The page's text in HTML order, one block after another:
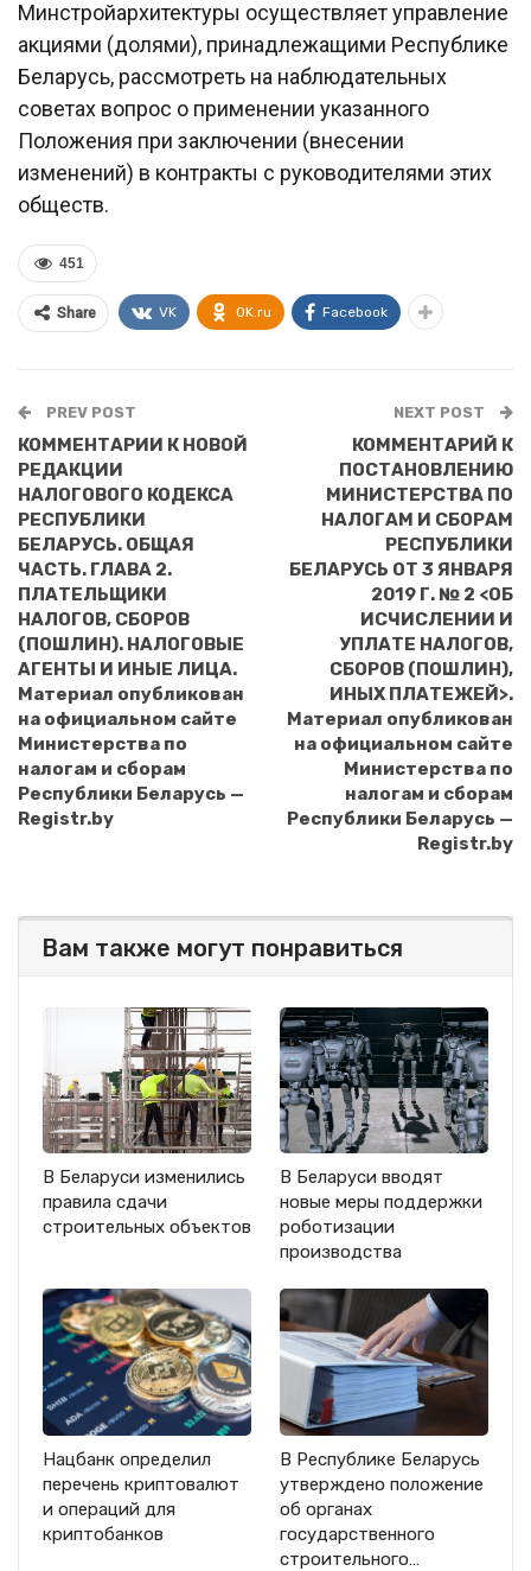
Минстройархитектуры осуществляет управление
акциями (долями), принадлежащими Республике
Беларусь, рассмотреть на наблюдательных
советах вопрос о применении указанного
Положения при заключении (внесении
изменений) в контракты с руководителями этих
обществ.
451
Share VK OK.ru Facebook
PREV POST
КОММЕНТАРИИ К НОВОЙ
РЕДАКЦИИ
НАЛОГОВОГО КОДЕКСА
РЕСПУБЛИКИ
БЕЛАРУСЬ. ОБЩАЯ
ЧАСТЬ. ГЛАВА 2.
ПЛАТЕЛЬЩИКИ
НАЛОГОВ, СБОРОВ
(ПОШЛИН). НАЛОГОВЫЕ
АГЕНТЫ И ИНЫЕ ЛИЦА.
Материал опубликован
на официальном сайте
Министерства по
налогам и сборам
Республики Беларусь —
Registr.by
NEXT POST
КОММЕНТАРИЙ К
ПОСТАНОВЛЕНИЮ
МИНИСТЕРСТВА ПО
НАЛОГАМ И СБОРАМ
РЕСПУБЛИКИ
БЕЛАРУСЬ ОТ 3 ЯНВАРЯ
2019 Г. № 2 <ОБ
ИСЧИСЛЕНИИ И
УПЛАТЕ НАЛОГОВ,
СБОРОВ (ПОШЛИН),
ИНЫХ ПЛАТЕЖЕЙ>.
Материал опубликован
на официальном сайте
Министерства по
налогам и сборам
Республики Беларусь —
Registr.by
Вам также могут понравиться
В Беларуси изменились
правила сдачи
строительных объектов
В Беларуси вводят
новые меры поддержки
роботизации
производства
Нацбанк определил
перечень криптовалют
и операций для
криптобанков
В Республике Беларусь
утверждено положение
об органах
государственного
строительного…